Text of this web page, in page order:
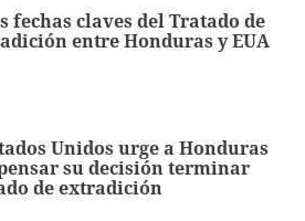
fechas claves del Tratado de
entre Honduras y EUA
Unidos urge a Honduras
su decisión terminar
de extradición